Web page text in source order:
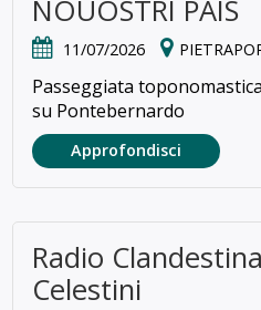
NOÙOSTRI PAIS
11/07/2026
Passeggiata
su Pontebernardo
Approfondisci
Radio
Celestini